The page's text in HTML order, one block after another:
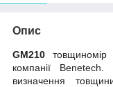
Опис
GM210 товщиномір
компанії Benetech .
визначення